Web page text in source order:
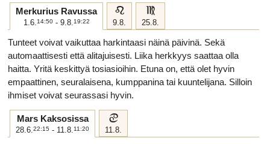
Merkurius Ravussa
1.6.14:50- 9.8.19:22
e
9.8.
f
25.8.
Tunteet voivat vaikuttaa harkintaasi näinä päivinä. Sekä
automaattisesti että alitajuisesti. Liika herkkyys saattaa olla
haitta. Yritä keskittyä tosiasioihin. Etuna on, että olet hyvin
empaattinen, seuralaisena, kumppanina tai kuuntelijana. Silloin
ihmiset voivat seurassasi hyvin.
Mars Kaksosissa
28.6.22:15 - 11.8.11:20
d
11.8.